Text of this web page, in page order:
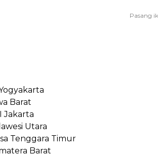
Barat
Jakarta
Utara
Tenggara Timur
Barat